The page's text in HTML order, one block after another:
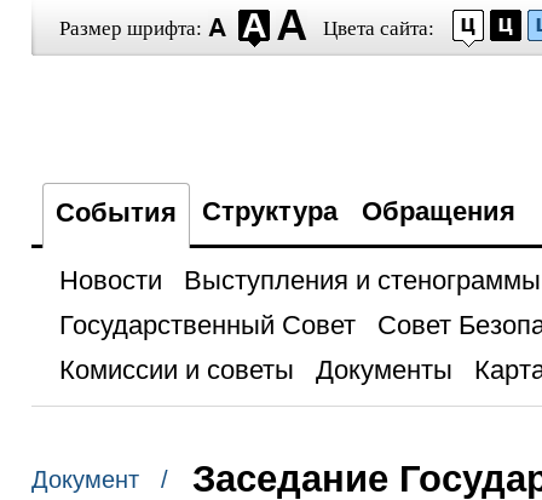
Размер шрифта: Цвета сайта:
События Структура Обращения
Новости
Выступления и стенограммы
Государственный Совет
Совет
Комиссии и советы
Документы
Документ /
Заседание